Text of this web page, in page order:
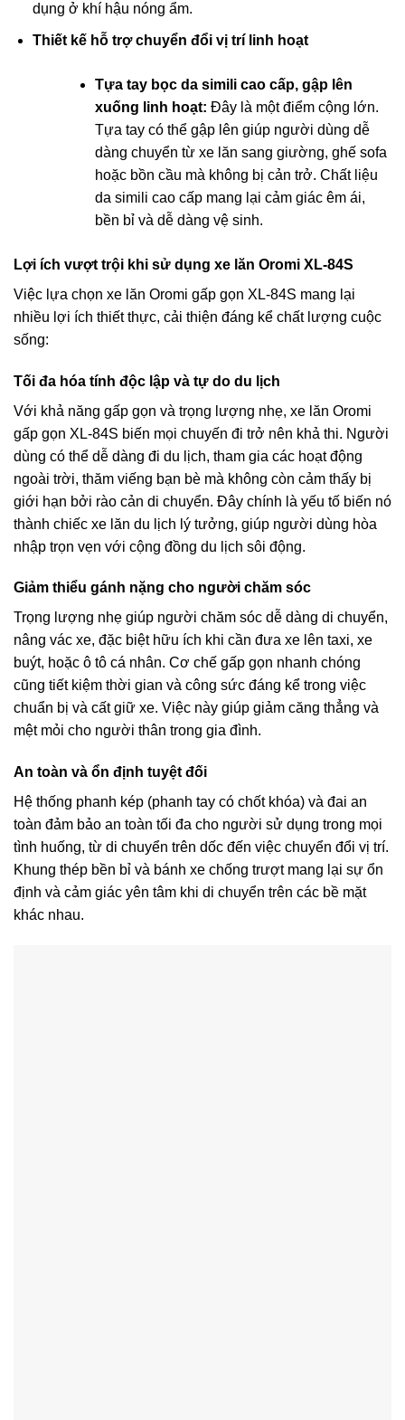
dụng ở khí hậu nóng ẩm.
Thiết kế hỗ trợ chuyển đổi vị trí linh hoạt
Tựa tay bọc da simili cao cấp, gập lên
xuống linh hoạt: Đây là một điểm cộng lớn.
Tựa tay có thể gập lên giúp người dùng dễ
dàng chuyển từ xe lăn sang giường, ghế sofa
hoặc bồn cầu mà không bị cản trở. Chất liệu
da simili cao cấp mang lại cảm giác êm ái,
bền bỉ và dễ dàng vệ sinh.
Lợi ích vượt trội khi sử dụng xe lăn Oromi XL-84S
Việc lựa chọn xe lăn Oromi gấp gọn XL-84S mang lại
nhiều lợi ích thiết thực, cải thiện đáng kể chất lượng cuộc
sống:
Tối đa hóa tính độc lập và tự do du lịch
Với khả năng gấp gọn và trọng lượng nhẹ, xe lăn Oromi
gấp gọn XL-84S biến mọi chuyến đi trở nên khả thi. Người
dùng có thể dễ dàng đi du lịch, tham gia các hoạt động
ngoài trời, thăm viếng bạn bè mà không còn cảm thấy bị
giới hạn bởi rào cản di chuyển. Đây chính là yếu tố biến nó
thành chiếc xe lăn du lịch lý tưởng, giúp người dùng hòa
nhập trọn vẹn với cộng đồng du lịch sôi động.
Giảm thiểu gánh nặng cho người chăm sóc
Trọng lượng nhẹ giúp người chăm sóc dễ dàng di chuyển,
nâng vác xe, đặc biệt hữu ích khi cần đưa xe lên taxi, xe
buýt, hoặc ô tô cá nhân. Cơ chế gấp gọn nhanh chóng
cũng tiết kiệm thời gian và công sức đáng kể trong việc
chuẩn bị và cất giữ xe. Việc này giúp giảm căng thẳng và
mệt mỏi cho người thân trong gia đình.
An toàn và ổn định tuyệt đối
Hệ thống phanh kép (phanh tay có chốt khóa) và đai an
toàn đảm bảo an toàn tối đa cho người sử dụng trong mọi
tình huống, từ di chuyển trên dốc đến việc chuyển đổi vị trí.
Khung thép bền bỉ và bánh xe chống trượt mang lại sự ổn
định và cảm giác yên tâm khi di chuyển trên các bề mặt
khác nhau.